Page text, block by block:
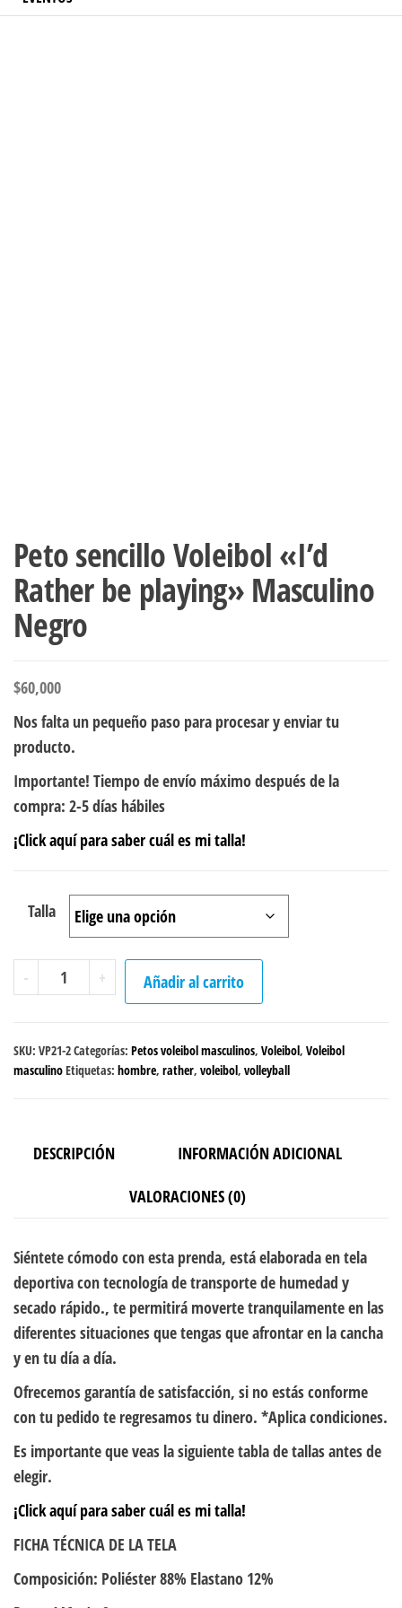
Peto sencillo Voleibol «I’d
Rather be playing» Masculino
Negro
$60,000
Nos falta un pequeño paso para procesar y enviar tu
producto.
Importante! Tiempo de envío máximo después de la
compra: 2-5 días hábiles
¡Click aquí para saber cuál es mi talla!
Talla
-
Peto
sencillo
"I'd
Rather
Masculino
+ Añadir al carrito
SKU: VP21-2Categorías: Petos voleibol masculinos, Voleibol, Voleibol
masculinoEtiquetas: hombre, rather, voleibol, volleyball
DESCRIPCIÓN
INFORMACIÓN ADICIONAL
VALORACIONES (0)
Siéntete cómodo con esta prenda, está elaborada en tela
deportiva con tecnología de transporte de humedad y
secado rápido., te permitirá moverte tranquilamente en las
diferentes situaciones que tengas que afrontar en la cancha
y en tu día a día.
Ofrecemos garantía de satisfacción, si no estás conforme
con tu pedido te regresamos tu dinero. *Aplica condiciones.
Es importante que veas la siguiente tabla de tallas antes de
elegir.
¡Click aquí para saber cuál es mi talla!
FICHA TÉCNICA DE LA TELA
Composición: Poliéster 88% Elastano 12%